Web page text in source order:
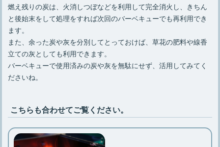
燃え残りの炭は、火消しつぼなどを利用して完全消火し、きちん
と後始末をして処理をすれば次回のバーベキューでも再利用でき
ます。
また、余った炭や灰を分別してとっておけば、草花の肥料や線香
立ての灰としても利用できます。
バーベキューで使用済みの炭や灰を無駄にせず、活用してみてく
ださいね。
こちらも合わせてご覧ください。